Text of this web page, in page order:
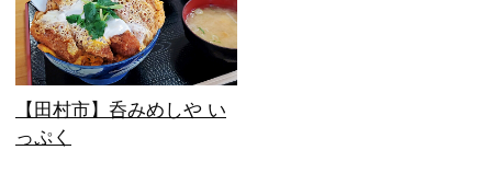
【田村市】呑みめしや い
っぷく